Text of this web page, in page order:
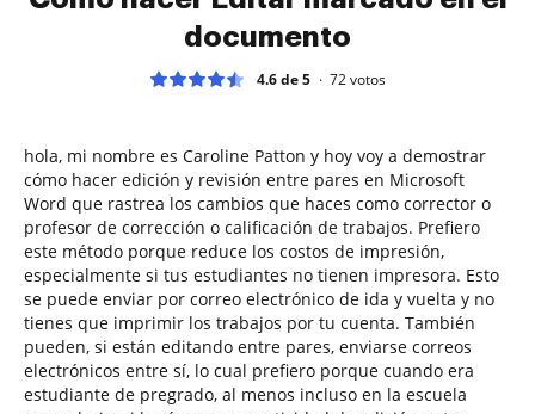
documento
4.6 de 5 72votos
hola, mi nombre es Caroline Patton y hoy voy a demostrar
cómo hacer edición y revisión entre pares en Microsoft
Word que rastrea los cambios que haces como corrector o
profesor de corrección o calificación de trabajos. Prefiero
este método porque reduce los costos de impresión,
especialmente si tus estudiantes no tienen impresora. Esto
se puede enviar por correo electrónico de ida y vuelta y no
tienes que imprimir los trabajos por tu cuenta. También
pueden, si están editando entre pares, enviarse correos
electrónicos entre sí, lo cual prefiero porque cuando era
estudiante de pregrado, al menos incluso en la escuela